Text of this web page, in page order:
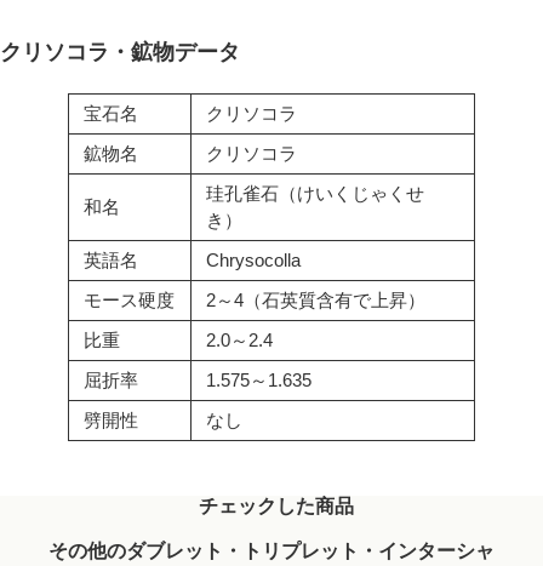
クリソコラ・鉱物データ
宝石名
クリソコラ
鉱物名
クリソコラ
和名
珪孔雀石（けいくじゃくせ
き）
英語名
Chrysocolla
モース硬度
2～4（石英質含有で上昇）
比重
2.0～2.4
屈折率
1.575～1.635
劈開性
なし
チェックした商品
その他のダブレット・トリプレット・インターシャ